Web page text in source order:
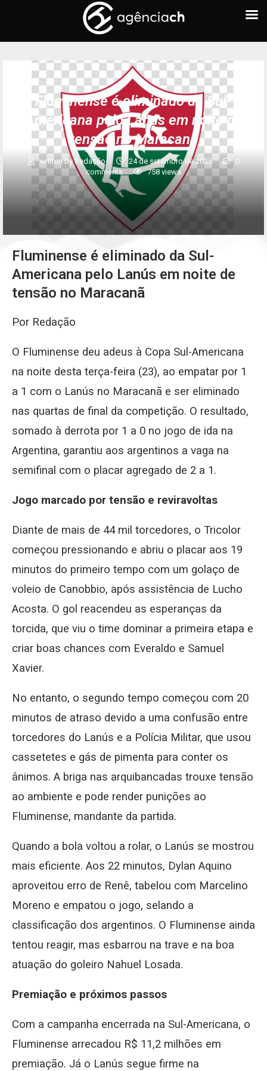
Fluminense é eliminado da Sul-
Americana pelo Lanús em noite de
tensão no Maracanã
written byRedação 24 de setembro de 2025
0
comments
758 views
Fluminense é eliminado da Sul-
Americana pelo Lanús em noite de
tensão no Maracanã
Por Redação
O Fluminense deu adeus à Copa Sul-Americana
na noite desta terça-feira (23), ao empatar por 1
a 1 com o Lanús no Maracanã e ser eliminado
nas quartas de final da competição. O resultado,
somado à derrota por 1 a 0 no jogo de ida na
Argentina, garantiu aos argentinos a vaga na
semifinal com o placar agregado de 2 a 1.
Jogo marcado por tensão e reviravoltas
Diante de mais de 44 mil torcedores, o Tricolor
começou pressionando e abriu o placar aos 19
minutos do primeiro tempo com um golaço de
voleio de Canobbio, após assistência de Lucho
Acosta. O gol reacendeu as esperanças da
torcida, que viu o time dominar a primeira etapa e
criar boas chances com Everaldo e Samuel
Xavier.
No entanto, o segundo tempo começou com 20
minutos de atraso devido a uma confusão entre
torcedores do Lanús e a Polícia Militar, que usou
cassetetes e gás de pimenta para conter os
ânimos. A briga nas arquibancadas trouxe tensão
ao ambiente e pode render punições ao
Fluminense, mandante da partida.
Quando a bola voltou a rolar, o Lanús se mostrou
mais eficiente. Aos 22 minutos, Dylan Aquino
aproveitou erro de Renê, tabelou com Marcelino
Moreno e empatou o jogo, selando a
classificação dos argentinos. O Fluminense ainda
tentou reagir, mas esbarrou na trave e na boa
atuação do goleiro Nahuel Losada.
Premiação e próximos passos
Com a campanha encerrada na Sul-Americana, o
Fluminense arrecadou R$ 11,2 milhões em
premiação. Já o Lanús segue firme na